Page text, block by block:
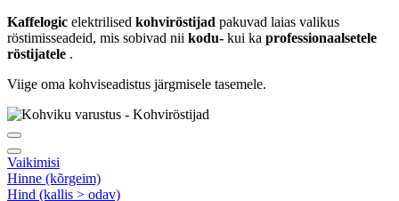
Kaffelogic elektrilised kohviröstijad pakuvad laias valikus
röstimisseadeid, mis sobivad nii kodu- kui ka professionaalsetele
röstijatele .
Viige oma kohviseadistus järgmisele tasemele.
Vaikimisi
Hinne (kõrgeim)
Hind (kallis > odav)